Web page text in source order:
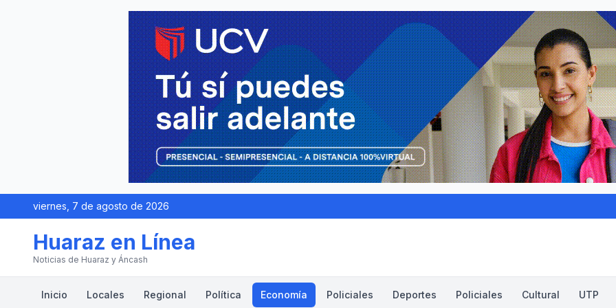
viernes, 7 de agosto de 2026
Huaraz en Línea
Noticias de Huaraz y Áncash
Inicio Locales Regional Política Economía Policiales Deportes Policiales Cultural UTP